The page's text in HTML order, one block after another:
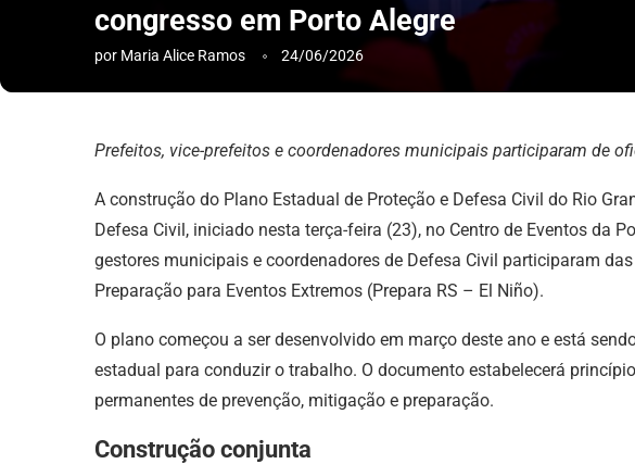
congresso em Porto Alegre
por Maria Alice Ramos 24/06/2026
Prefeitos, vice-prefeitos e coordenadores municipais participaram de
A construção do Plano Estadual de Proteção e Defesa Civil do Rio
Defesa Civil, iniciado nesta terça-feira (23), no Centro de Eventos da
gestores municipais e coordenadores de Defesa Civil participaram
Preparação para Eventos Extremos (Prepara RS – El Niño).
O plano começou a ser desenvolvido em março deste ano e está
estadual para conduzir o trabalho. O documento estabelecerá
permanentes de prevenção, mitigação e preparação.
Construção conjunta